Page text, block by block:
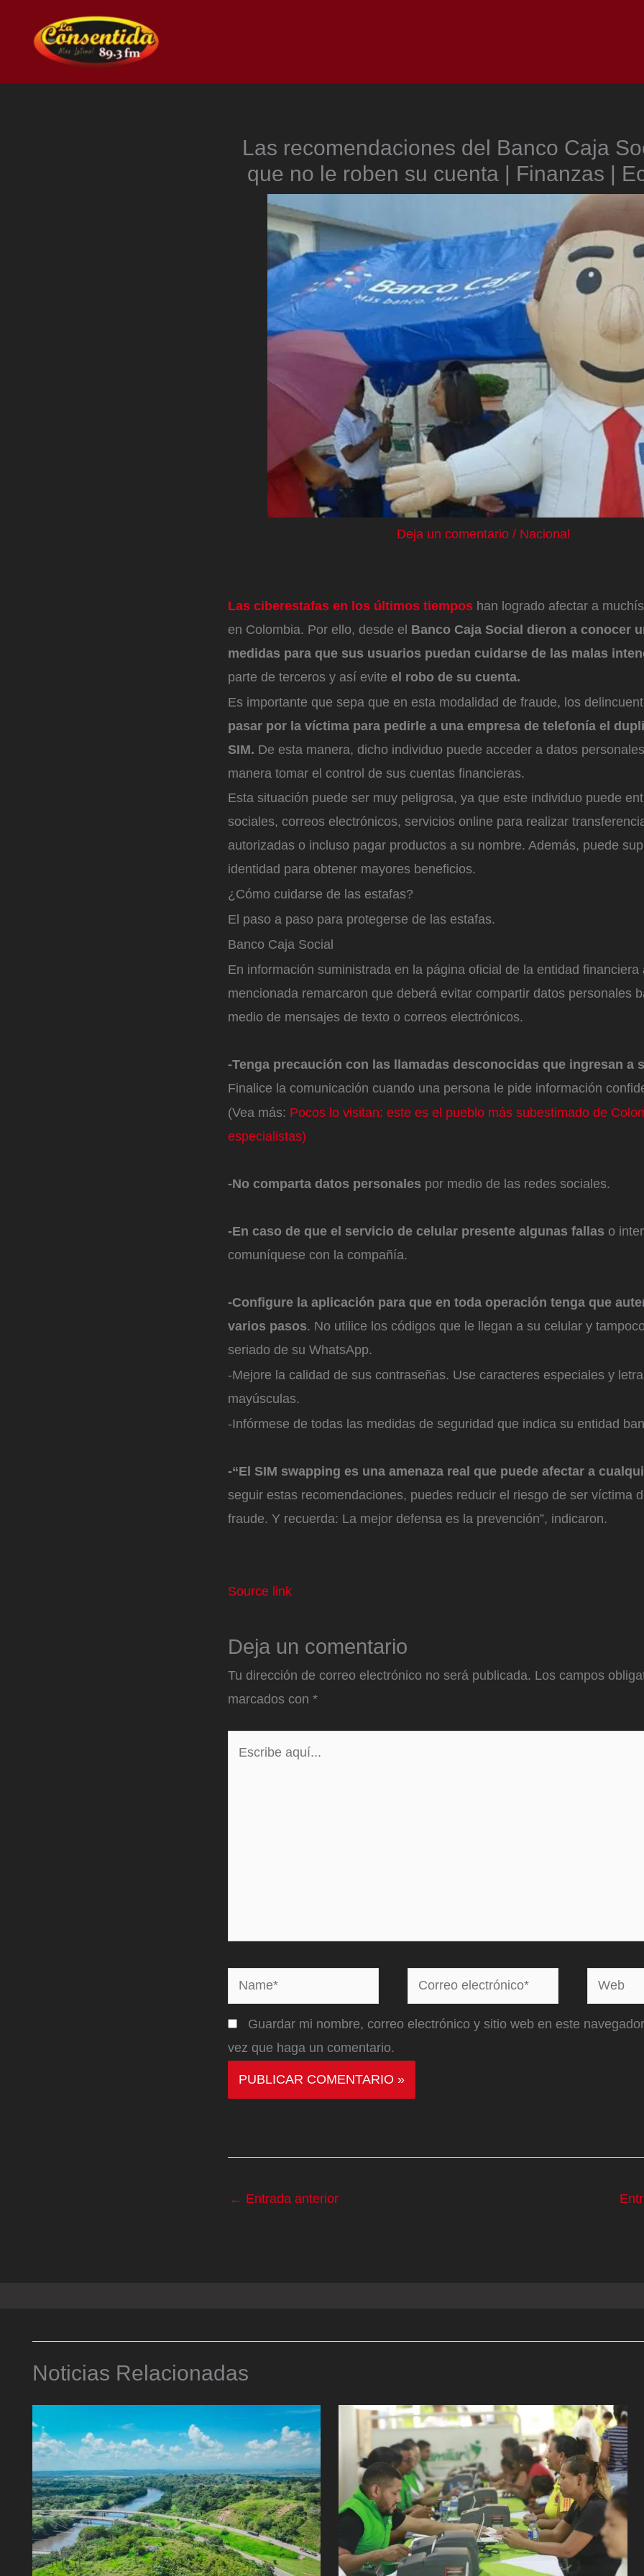
contenido
Las recomendaciones del Banco Caja
que no le roben su cuenta | Finanzas |
Deja un comentario / Nacional
Las ciberestafas en los últimos tiempos han logrado afectar a
en Colombia. Por ello, desde el Banco Caja Social dieron a conocer
medidas para que sus usuarios puedan cuidarse de las malas
parte de terceros y así evite el robo de su cuenta.
Es importante que sepa que en esta modalidad de fraude, los
pasar por la víctima para pedirle a una empresa de telefonía el
SIM. De esta manera, dicho individuo puede acceder a datos
manera tomar el control de sus cuentas financieras.
Esta situación puede ser muy peligrosa, ya que este individuo puede
sociales, correos electrónicos, servicios online para realizar
autorizadas o incluso pagar productos a su nombre. Además, puede
identidad para obtener mayores beneficios.
¿Cómo cuidarse de las estafas?
El paso a paso para protegerse de las estafas.
Banco Caja Social
En información suministrada en la página oficial de la entidad financiera
mencionada remarcaron que deberá evitar compartir datos personales
medio de mensajes de texto o correos electrónicos.
-Tenga precaución con las llamadas desconocidas que ingresan a
Finalice la comunicación cuando una persona le pide información
(Vea más: Pocos lo visitan: este es el pueblo más subestimado de
especialistas)
-No comparta datos personales por medio de las redes sociales.
-En caso de que el servicio de celular presente algunas fallas o
comuníquese con la compañía.
-Configure la aplicación para que en toda operación tenga que
varios pasos. No utilice los códigos que le llegan a su celular y
seriado de su WhatsApp.
-Mejore la calidad de sus contraseñas. Use caracteres especiales y
mayúsculas.
-Infórmese de todas las medidas de seguridad que indica su entidad
-“El SIM swapping es una amenaza real que puede afectar a
seguir estas recomendaciones, puedes reducir el riesgo de ser víctima
fraude. Y recuerda: La mejor defensa es la prevención”, indicaron.
Source link
Deja un comentario
Tu dirección de correo electrónico no será publicada. Los campos
marcados con *
Name*
Correo
electrónico*
Web
Guardar mi nombre, correo electrónico y sitio web en este
vez que haga un comentario.
← Entrada anterior
Noticias Relacionadas